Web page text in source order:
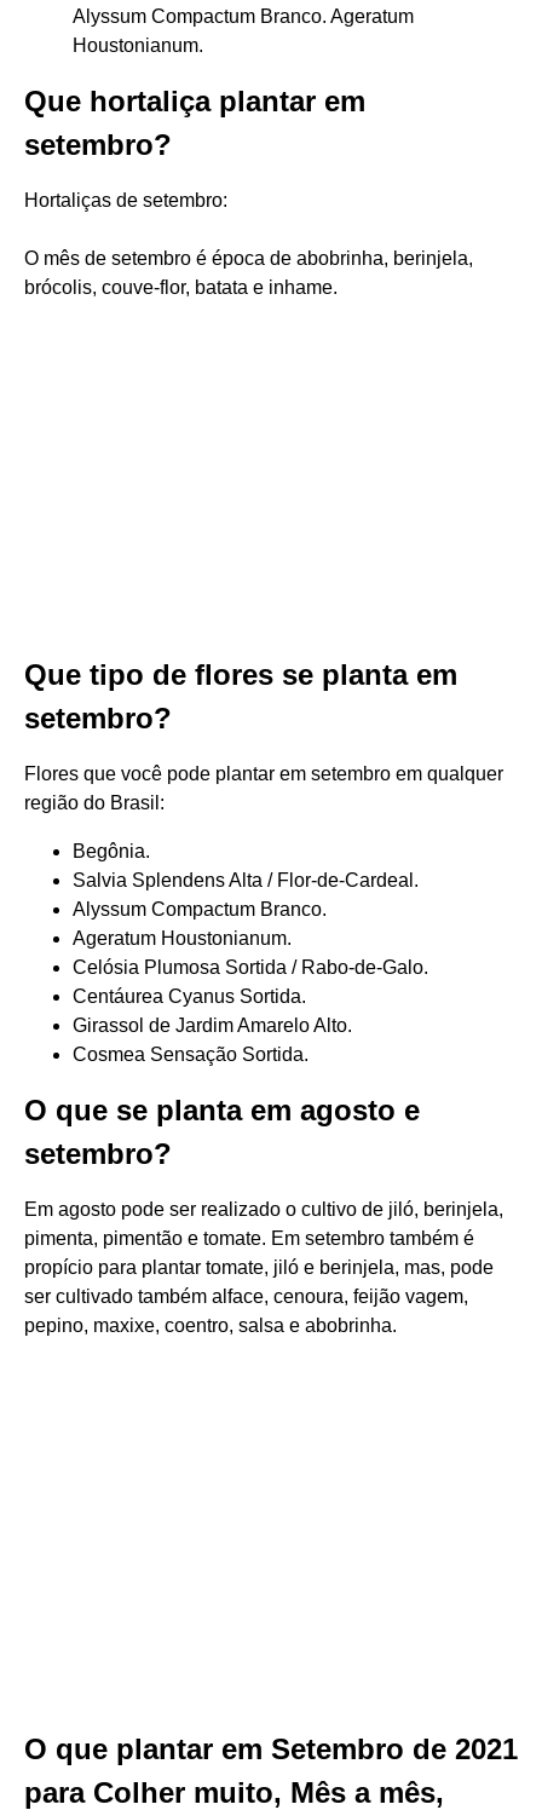
Alyssum Compactum Branco. Ageratum
Houstonianum.
Que hortaliça plantar em
setembro?
Hortaliças de setembro:
O mês de setembro é época de abobrinha, berinjela,
brócolis, couve-flor, batata e inhame.
Que tipo de flores se planta em
setembro?
Flores que você pode plantar em setembro em qualquer
região do Brasil:
Begônia.
Salvia Splendens Alta / Flor-de-Cardeal.
Alyssum Compactum Branco.
Ageratum Houstonianum.
Celósia Plumosa Sortida / Rabo-de-Galo.
Centáurea Cyanus Sortida.
Girassol de Jardim Amarelo Alto.
Cosmea Sensação Sortida.
O que se planta em agosto e
setembro?
Em agosto pode ser realizado o cultivo de jiló, berinjela,
pimenta, pimentão e tomate. Em setembro também é
propício para plantar tomate, jiló e berinjela, mas, pode
ser cultivado também alface, cenoura, feijão vagem,
pepino, maxixe, coentro, salsa e abobrinha.
O que plantar em Setembro de 2021
para Colher muito, Mês a mês,